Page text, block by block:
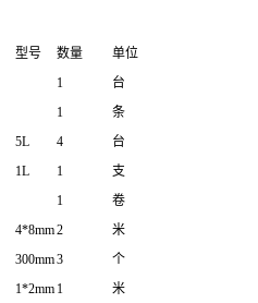
型号 数量
单位
1
台
1
条
5L 4
台
1L 1
支
1
卷
4*8mm2
米
300mm3
个
1*2mm 1
米